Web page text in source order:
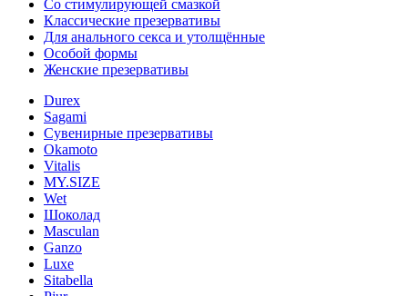
Со стимулирующей смазкой
Классические презервативы
Для анального секса и утолщённые
Особой формы
Женские презервативы
Durex
Sagami
Сувенирные презервативы
Okamoto
Vitalis
MY.SIZE
Wet
Шоколад
Masculan
Ganzo
Luxe
Sitabella